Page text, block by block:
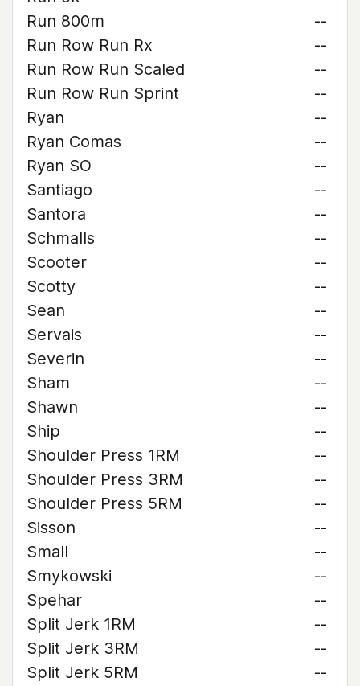
Run 800m
--
Run Row Run Rx
--
Run Row Run Scaled
--
Run Row Run Sprint
--
Ryan
--
Ryan Comas
--
Ryan SO
--
Santiago
--
Santora
--
Schmalls
--
Scooter
--
Scotty
--
Sean
--
Servais
--
Severin
--
Sham
--
Shawn
--
Ship
--
Shoulder Press 1RM
--
Shoulder Press 3RM
--
Shoulder Press 5RM
--
Sisson
--
Small
--
Smykowski
--
Spehar
--
Split Jerk 1RM
--
Split Jerk 3RM
--
Split Jerk 5RM
--